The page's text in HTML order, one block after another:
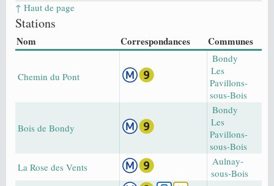
↑ Haut de page
Stations
Nom Correspondances Communes
Chemin du Pont
Bondy
Les
Pavillons-
sous-Bois
Bois de Bondy
Bondy
Les
Pavillons-
sous-Bois
La Rose des Vents
Aulnay-
sous-Bois